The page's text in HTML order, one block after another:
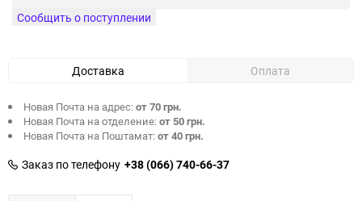
Сообщить о поступлении
Доставка Оплата
Новая Почта на адрес:от 70 грн.
Новая Почта на отделение:от 50 грн.
Новая Почта на Поштамат:от 40 грн.
Заказ по телефону +38 (066) 740-66-37